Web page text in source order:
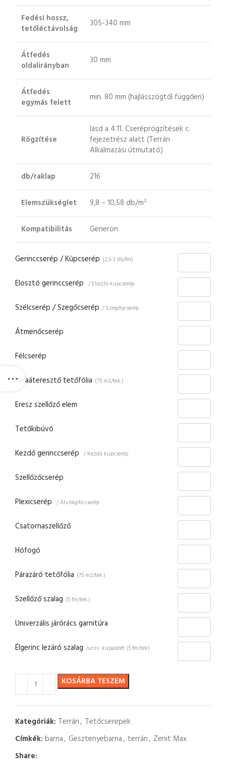
Fedési hossz,
tetőléctávolság
305-340 mm
Átfedés
oldalirányban
30 mm
Átfedés
egymás felett
min. 80 mm (hajlásszögtől függően)
Rögzítése
lásd a 4.11. Cseréprögzítések c.
fejezetrész alatt (Terrán
Alkalmazási útmutató)
db/raklap 216
Elemszükséglet 9,8 – 10,58 db/m²
Kompatibilitás Generon
Gerinccserép / Kúpcserép (2,5-3 db/fm)
Elosztó gerinccserép / Elosztó kúpcserép
Szélcserép / Szegőcserép / Szegélycserép
Átmenőcserép
Félcserép
Páraáteresztő tetőfólia (75 m2/tek.)
Eresz szellőző elem
Tetőkibúvó
Kezdő gerinccserép / Kezdő kúpcserép
Szellőzőcserép
Plexicserép / Átvilágító cserép
Csatornaszellőző
Hófogó
Párazáró tetőfólia (75 m2/tek.)
Szellőző szalag (5 fm/tek.)
Univerzális járórács garnitúra
Élgerinc lezáró szalag /univ. kúpalátét (5 fm/tek)
KOSÁRBA TESZEM
Kategóriák: Terrán, Tetőcserepek
Címkék: barna, Gesztenyebarna, terrán, Zenit Max
Share: